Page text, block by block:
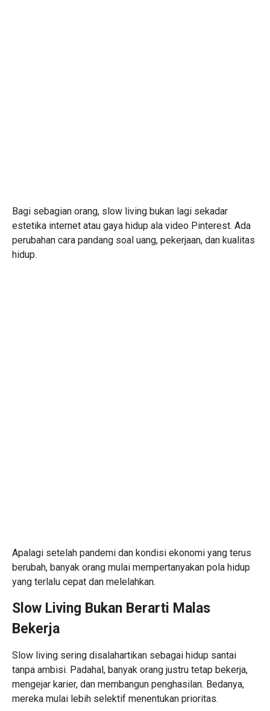
Bagi sebagian orang, slow living bukan lagi sekadar
estetika internet atau gaya hidup ala video Pinterest. Ada
perubahan cara pandang soal uang, pekerjaan, dan kualitas
hidup.
Apalagi setelah pandemi dan kondisi ekonomi yang terus
berubah, banyak orang mulai mempertanyakan pola hidup
yang terlalu cepat dan melelahkan.
Slow Living Bukan Berarti Malas
Bekerja
Slow living sering disalahartikan sebagai hidup santai
tanpa ambisi. Padahal, banyak orang justru tetap bekerja,
mengejar karier, dan membangun penghasilan. Bedanya,
mereka mulai lebih selektif menentukan prioritas.